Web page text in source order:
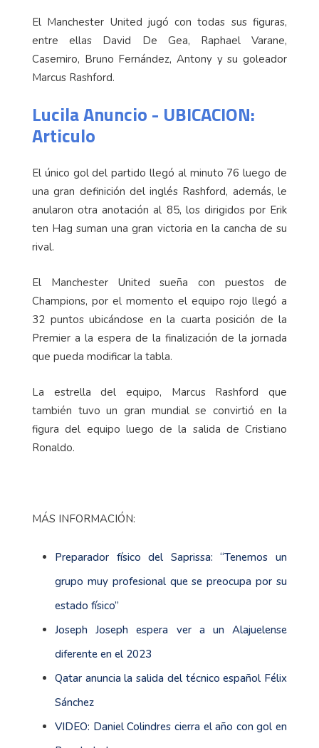
El Manchester United jugó con todas sus figuras,
entre ellas David De Gea, Raphael Varane,
Casemiro, Bruno Fernández, Antony y su goleador
Marcus Rashford.
Lucila Anuncio - UBICACION:
Articulo
El único gol del partido llegó al minuto 76 luego de
una gran definición del inglés Rashford, además, le
anularon otra anotación al 85, los dirigidos por Erik
ten Hag suman una gran victoria en la cancha de su
rival.
El Manchester United sueña con puestos de
Champions, por el momento el equipo rojo llegó a
32 puntos ubicándose en la cuarta posición de la
Premier a la espera de la finalización de la jornada
que pueda modificar la tabla.
La estrella del equipo, Marcus Rashford que
también tuvo un gran mundial se convirtió en la
figura del equipo luego de la salida de Cristiano
Ronaldo.
MÁS INFORMACIÓN:
Preparador físico del Saprissa: “Tenemos un
grupo muy profesional que se preocupa por su
estado físico”
Joseph Joseph espera ver a un Alajuelense
diferente en el 2023
Qatar anuncia la salida del técnico español Félix
Sánchez
VIDEO: Daniel Colindres cierra el año con gol en